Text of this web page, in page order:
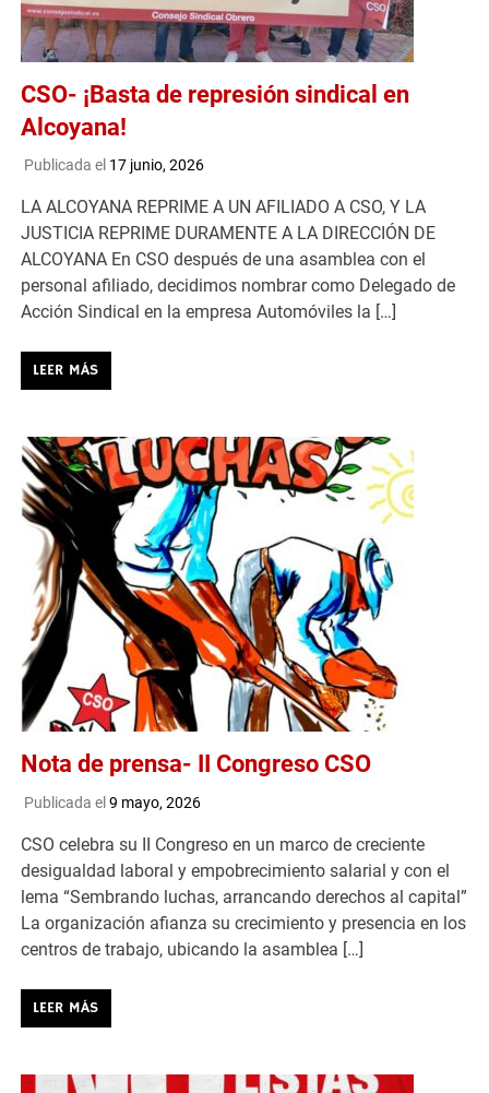
CSO- ¡Basta de represión sindical en
Alcoyana!
Publicada el 17 junio, 2026
LA ALCOYANA REPRIME A UN AFILIADO A CSO, Y LA
JUSTICIA REPRIME DURAMENTE A LA DIRECCIÓN DE
ALCOYANA En CSO después de una asamblea con el
personal afiliado, decidimos nombrar como Delegado de
Acción Sindical en la empresa Automóviles la […]
LEER MÁS
Nota de prensa- II Congreso CSO
Publicada el 9 mayo, 2026
CSO celebra su II Congreso en un marco de creciente
desigualdad laboral y empobrecimiento salarial y con el
lema “Sembrando luchas, arrancando derechos al capital”
La organización afianza su crecimiento y presencia en los
centros de trabajo, ubicando la asamblea […]
LEER MÁS